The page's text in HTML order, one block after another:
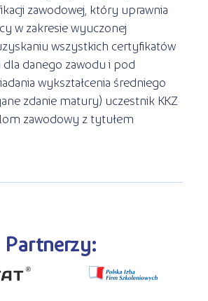
zawodowej, który uprawnia
w zakresie wyuczonej
wszystkich certyfikatów
danego zawodu i pod
wykształcenia średniego
zdanie matury) uczestnik KKZ
zawodowy z tytułem
Partnerzy: